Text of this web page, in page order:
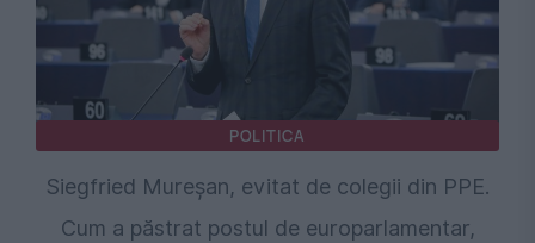
POLITICA
Siegfried Mureșan, evitat de colegii din PPE.
Cum a păstrat postul de europarlamentar,